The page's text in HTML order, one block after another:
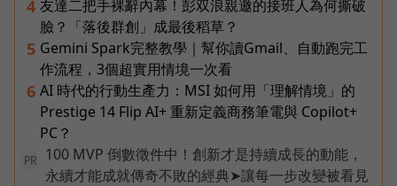
4 友達二把手裸辭內幕！彭双浪親邀的接班人為何撕破
臉？「落後群創」成最後稻草？
5 Gemini Spark完整教學｜幫你讀Gmail、自動跑完工
作流程，3個超實用情境一次看
6 AI 時代的行動生產力：MSI 如何用「理解情境」的
Prestige 14 Flip AI+ 重新定義商務筆電與 Copilot+
PC？
PR
100 MVP 倒數徵件中！創新才是持續成長的動能，
永續才能成就傳奇不敗的經典➤讓每一步改變被看見